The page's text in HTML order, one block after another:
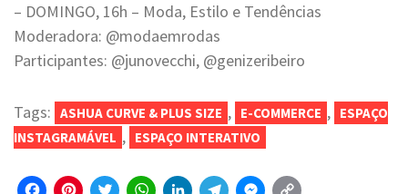
– DOMINGO, 16h – Moda, Estilo e Tendências
Moderadora: @modaemrodas
Participantes: @junovecchi, @genizeribeiro
Tags: ASHUA CURVE & PLUS SIZE , E-COMMERCE , ESPAÇO
INSTAGRAMÁVEL , ESPAÇO INTERATIVO